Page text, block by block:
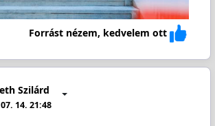
Forrást nézem, kedvelem ott
Szilárd
14. 21:48